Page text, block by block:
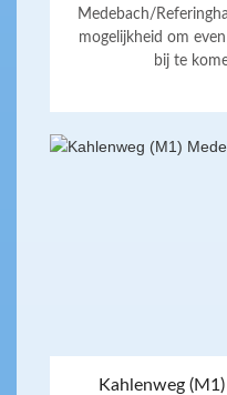
Medebach/
mogelijkheid om
bij te
Kahlenweg